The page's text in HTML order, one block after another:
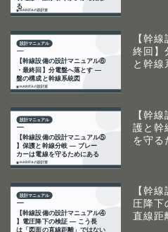
【幹
終回】
と幹線
【幹
護と幹
を守る
【幹
圧降
直線距